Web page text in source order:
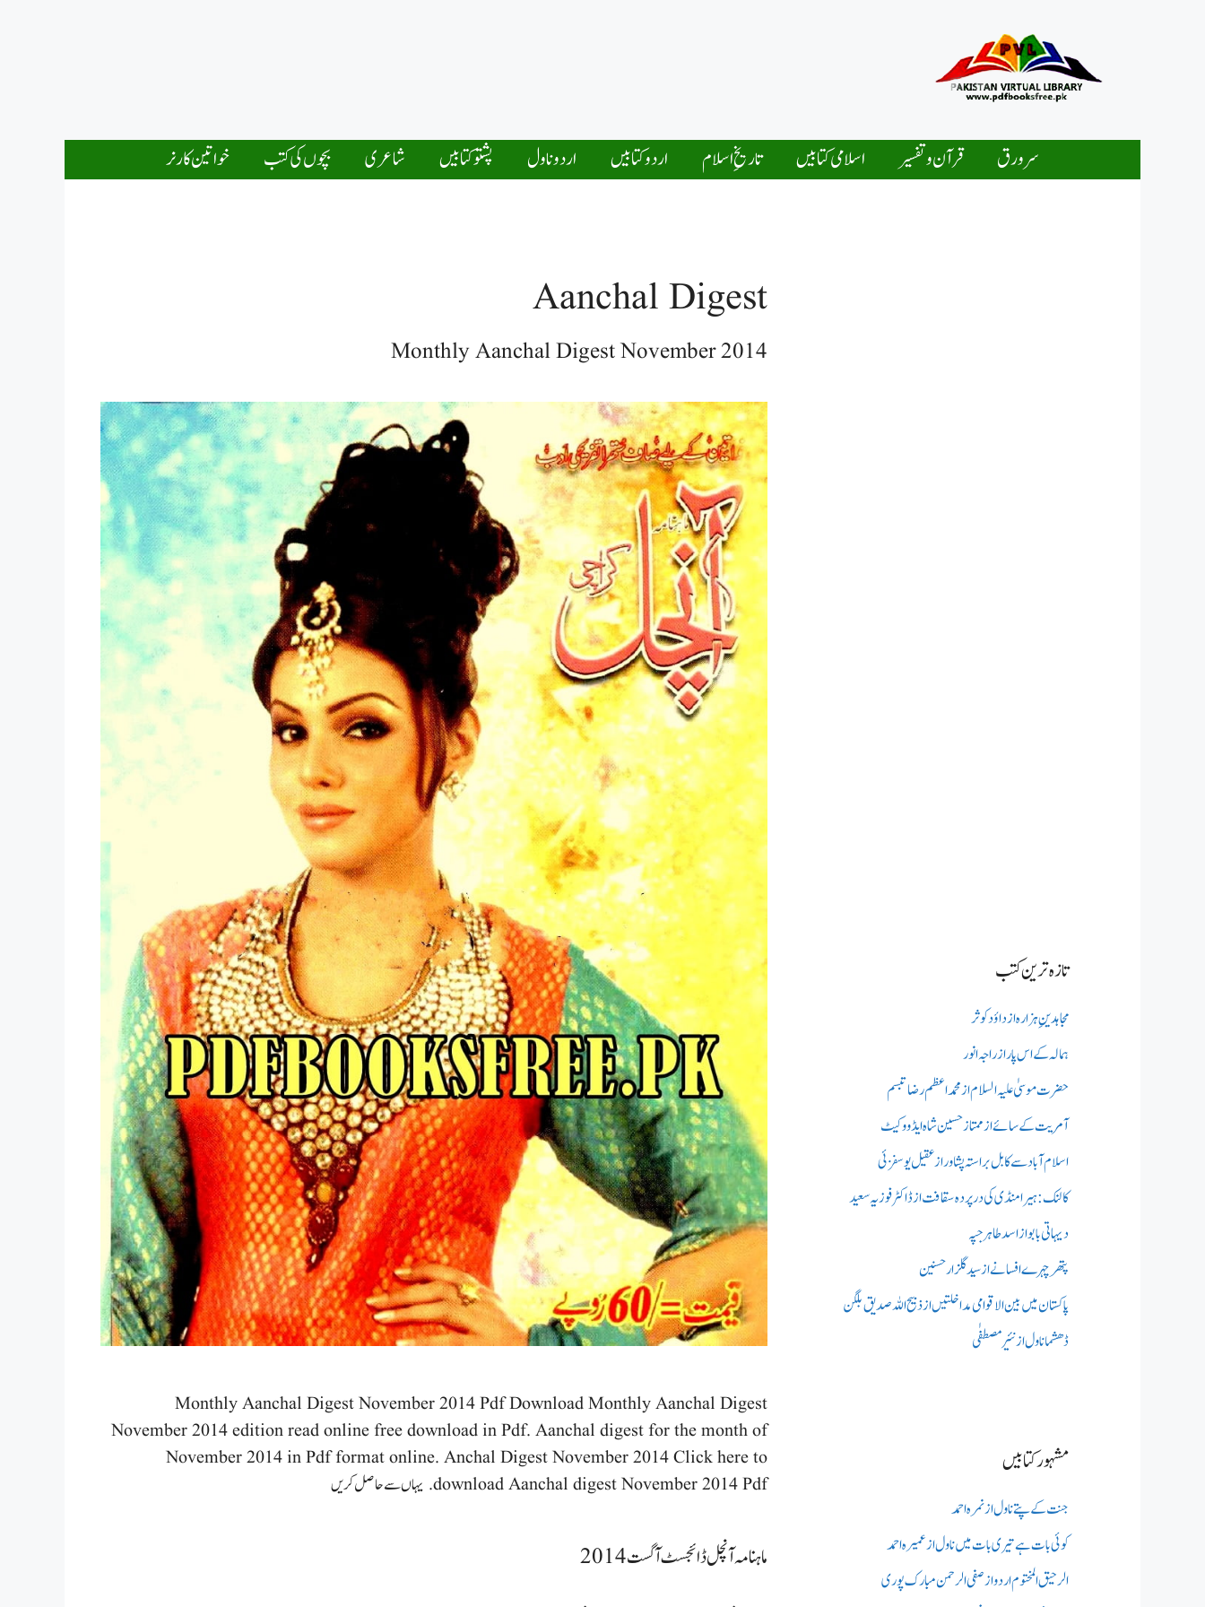
سرورق قرآن و تفسیر اسلامی کتابیں تاریخِ اسلام اردو کتابیں اردو ناول پشتو کتابیں شاعری بچوں کی کتب خواتین کارنر
Aanchal Digest
Monthly Aanchal Digest November 2014
Monthly Aanchal Digest November 2014 Pdf Download Monthly Aanchal Digest
November 2014 edition read online free download in Pdf. Aanchal digest for the month of
November 2014 in Pdf format online. Anchal Digest November 2014 Click here to
download Aanchal digest November 2014 Pdf. یہاں سے حاصل کریں
ماہنامہ آنچل ڈائجسٹ آگست 2014
تازہ ترین کتب
مجاہدینِ ہزارہ از داؤد کوثر
ہمالہ کے اس پار از راجہ انور
حضرت موسیٰ علیہ السلام از محمد اعظم رضا تبسم
آمریت کے سائے از ممتاز حسین شاہ ایڈووکیٹ
اسلام آباد سے کابل براستہ پشاور از عقیل یوسفزئی
کالنک: ہیرا منڈی کی در پردہ سقافت از ڈاکٹر فوزیہ سعید
دیہاتی بابو از اسد طاہر جپہ
پتھر چہرے افسانے از سید گلزار حسنین
پاکستان میں بین الاقوامی مداخلتیں از ذبیح اللہ صدیق بلگن
ڈھشما ناول از نئیر مصطفٰی
مشہور کتابیں
جنت کے پتے ناول از نمرہ احمد
کوئی بات ہے تیری بات میں ناول از عمیرہ احمد
الرحیق المختوم اردو از صفی الرحمن مبارک پوری